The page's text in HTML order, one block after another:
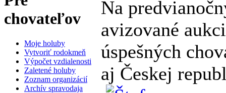
chovateľov
Moje holuby
Vytvoriť rodokmeň
Výpočet vzdialenosti
Zaletené holuby
Zoznam organizácií
Archív spravodaja
Na
avizované
úspešných
aj Českej